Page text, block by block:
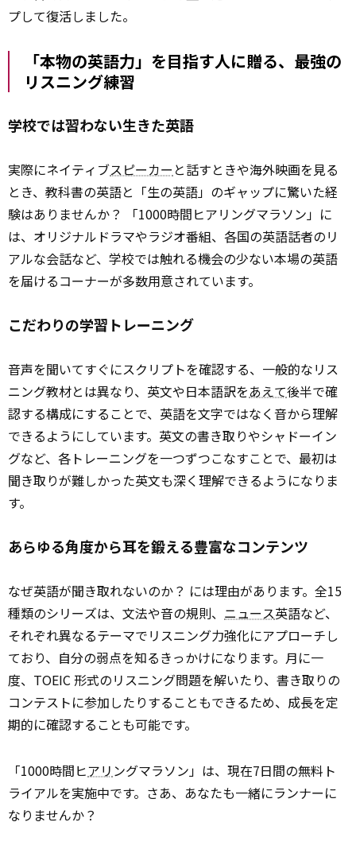
プして復活しました。
「本物の英語力」を目指す人に贈る、最強の
リスニング練習
学校では習わない生きた英語
実際にネイティブスピーカー と話すときや海外映画を見る
とき、教科書の英語と「生の英語」のギャップに驚いた経
験はありませんか？ 「1000時間ヒアリングマラソン」に
は、オリジナルドラマやラジオ番組、各国の英語話者のリ
アルな会話など、学校では触れる機会の少ない本場の英語
を届けるコーナーが多数用意されています。
こだわりの学習トレーニング
音声を聞いてすぐにスクリプトを確認する、一般的なリス
ニング教材とは異なり、英文や日本語訳をあえて後半で確
認する構成にすることで、英語を文字ではなく音から理解
できるようにしています。英文の書き取りやシャドーイン
グなど、各トレーニングを一つずつこなすことで、最初は
聞き取りが難しかった英文も深く理解できるようになりま
す。
あらゆる角度から耳を鍛える豊富なコンテンツ
なぜ英語が聞き取れないのか？ には理由があります。全15
種類のシリーズは、文法や音の規則、 ニュース英語など、
それぞれ異なるテーマでリスニング力強化にアプローチし
ており、自分の弱点を知るきっかけになります。月に一
度、TOEIC 形式のリスニング問題を解いたり、書き取りの
コンテストに参加したりすることもできるため、成長を定
期的に確認することも可能です。
「1000時間ヒアリ ングマラソン」は、現在7日間の無料ト
ライアルを実施中です。さあ、あなたも一緒にランナーに
なりませんか？